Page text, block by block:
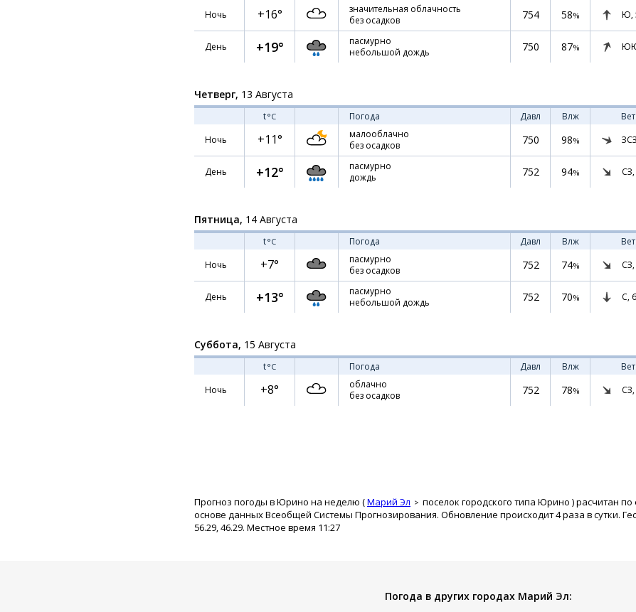
Ночь
+16°
значительная облачность
без осадков
754 58% Ю,
День +19°
пасмурно
небольшой дождь
750 87%
Четверг, 13 Августа
t°C Погода Давл Влж
Ночь
+11°
малооблачно
без осадков
750 98%
День +12°
пасмурно
дождь
752 94% СЗ,
Пятница, 14 Августа
t°C Погода Давл Влж
Ночь
+7°
пасмурно
без осадков
752 74% СЗ,
День +13°
пасмурно
небольшой дождь
752 70% С, 6
Суббота, 15 Августа
t°C Погода Давл Влж
Ночь
+8°
облачно
без осадков
752 78% СЗ,
Прогноз погоды в Юрино на неделю (Марий Эл поселок городского типа Юрино ) расчитан по
основе данных Всеобщей Системы Прогнозирования. Обновление происходит 4 раза в сутки.
56.29, 46.29. Местное время 11:27
Погода в других городах Марий Эл: